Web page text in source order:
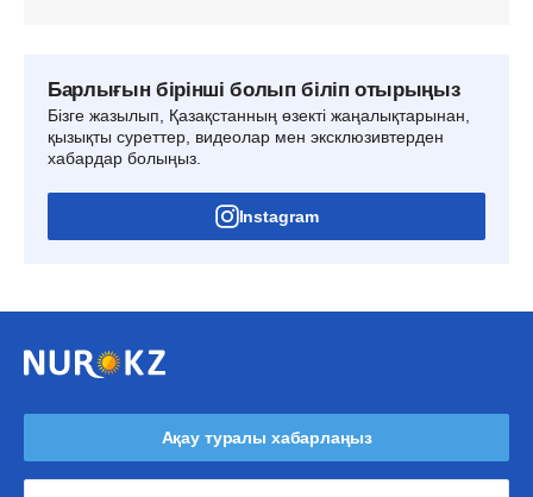
Барлығын бірінші болып біліп отырыңыз
Бізге жазылып, Қазақстанның өзекті жаңалықтарынан,
қызықты суреттер, видеолар мен эксклюзивтерден
хабардар болыңыз.
Instagram
Ақау туралы хабарлаңыз